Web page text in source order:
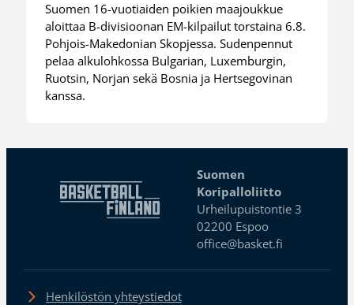
Suomen 16-vuotiaiden poikien maajoukkue
aloittaa B-divisioonan EM-kilpailut torstaina 6.8.
Pohjois-Makedonian Skopjessa. Sudenpennut
pelaa alkulohkossa Bulgarian, Luxemburgin,
Ruotsin, Norjan sekä Bosnia ja Hertsegovinan
kanssa.
Suomen
Koripalloliitto
Urheilupuistontie 3
02200 Espoo
office@basket.fi
Henkilöstön yhteystiedot